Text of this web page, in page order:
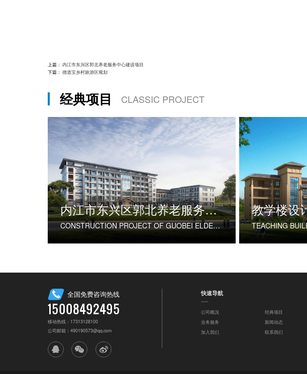
上篇： 内江市东兴区郭北养老服务中心建设项目
下篇： 德道宝乡村旅游区规划
经典项目 CLASSIC PROJECT
内江市东兴区郭北养老服务中心建设项目
CONSTRUCTION PROJECT OF GUOBEI ELDERLY SERVICE CENTER IN DONGXING DISTRICT, NEIJIANG CITY
教学楼设
TEACHING
全国免费咨询热线
15008492495
移动热线：17313128100
公司邮箱：490190573@qq.com
快速导航
公司概况
经典项目
业务服务
新闻动态
加入我们
联系我们